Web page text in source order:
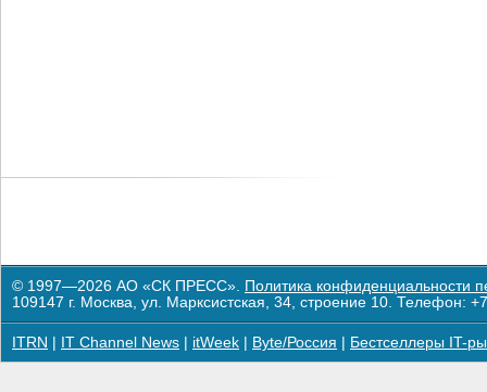
© 1997—2026 АО «СК ПРЕСС». Политика конфиденциальности
109147 г. Москва, ул. Марксистская, 34, строение 10. Телефон:
ITRN IT Channel News itWeek Byte/Россия Бестселлеры IT-